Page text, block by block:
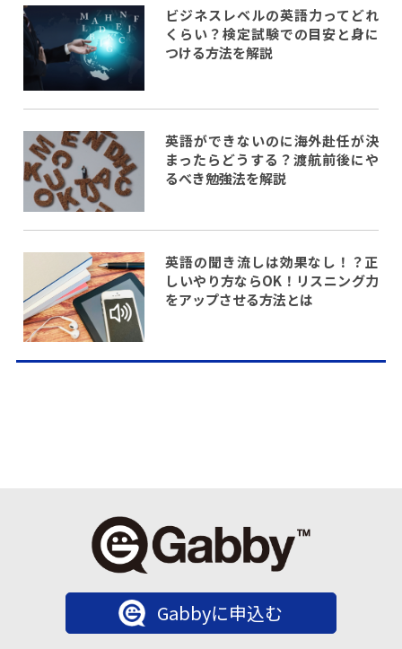
ビジネスレベルの英語力ってどれ
くらい？検定試験での目安と身に
つける方法を解説
英語ができないのに海外赴任が決
まったらどうする？渡航前後にや
るべき勉強法を解説
英語の聞き流しは効果なし！？正
しいやり方ならOK！リスニング力
をアップさせる方法とは
Gabbyに申込む